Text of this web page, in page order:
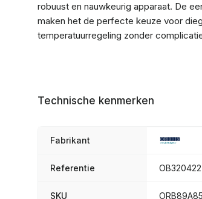
robuust en nauwkeurig apparaat. De
maken het de perfecte keuze voor
temperatuurregeling zonder
Technische kenmerken
Fabrikant
Referentie OB320422
SKU